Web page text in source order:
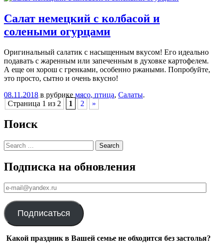
Салат немецкий с колбасой и
солеными огурцами
Оригинальный салатик с насыщенным вкусом! Его идеально
подавать с жаренным или запеченным в духовке картофелем.
А еще он хорош с гренками, особенно ржаными. Попробуйте,
это просто, сытно и очень вкусно!
08.11.2018 в рубрике мясо, птица, Салаты.
Навигация
Страница 1 из 2 1 2 »
Поиск
Search
Подписка на обновления
е-
mail@yandex.ru
Подписаться
Какой праздник в Вашей семье не обходится без застолья?